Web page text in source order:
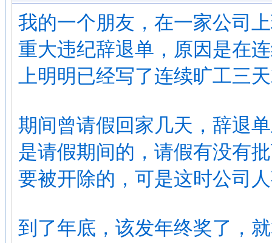
我的一个朋友，在一家公司
重大违纪辞退单，原因是在
上明明已经写了连续旷工三
期间曾请假回家几天，辞退
是请假期间的，请假有没有
要被开除的，可是这时公司
到了年底，该发年终奖了，